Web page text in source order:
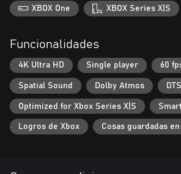
XBOX One XBOX Series X|S
Funcionalidades
4K Ultra HD Single player 60
Spatial Sound Dolby Atmos
Optimized for Xbox Series X|S
Logros de Xbox Cosas guardadas